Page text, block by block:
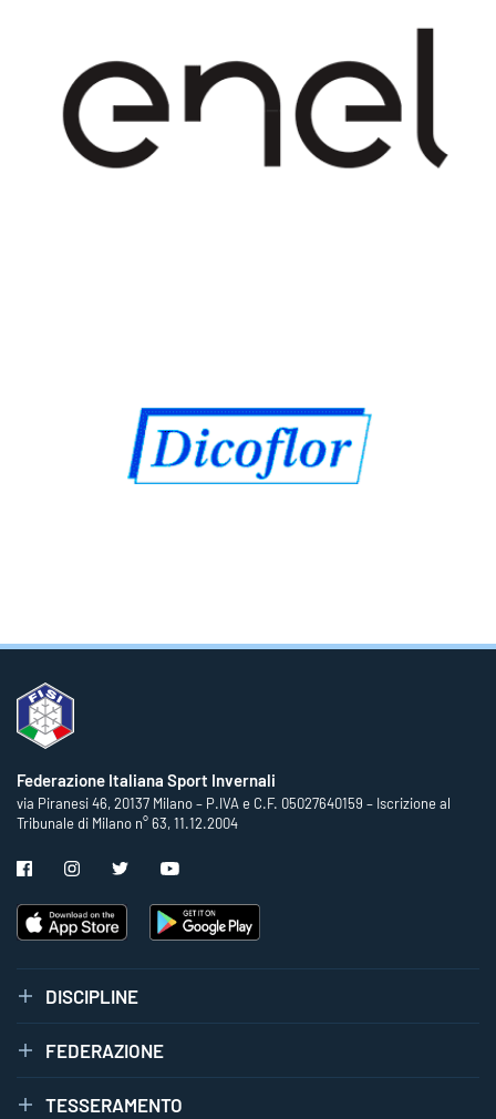
Federazione Italiana Sport Invernali
via Piranesi 46, 20137 Milano – P.IVA e C.F. 05027640159 – Iscrizione al
Tribunale di Milano n° 63, 11.12.2004
DISCIPLINE
FEDERAZIONE
TESSERAMENTO